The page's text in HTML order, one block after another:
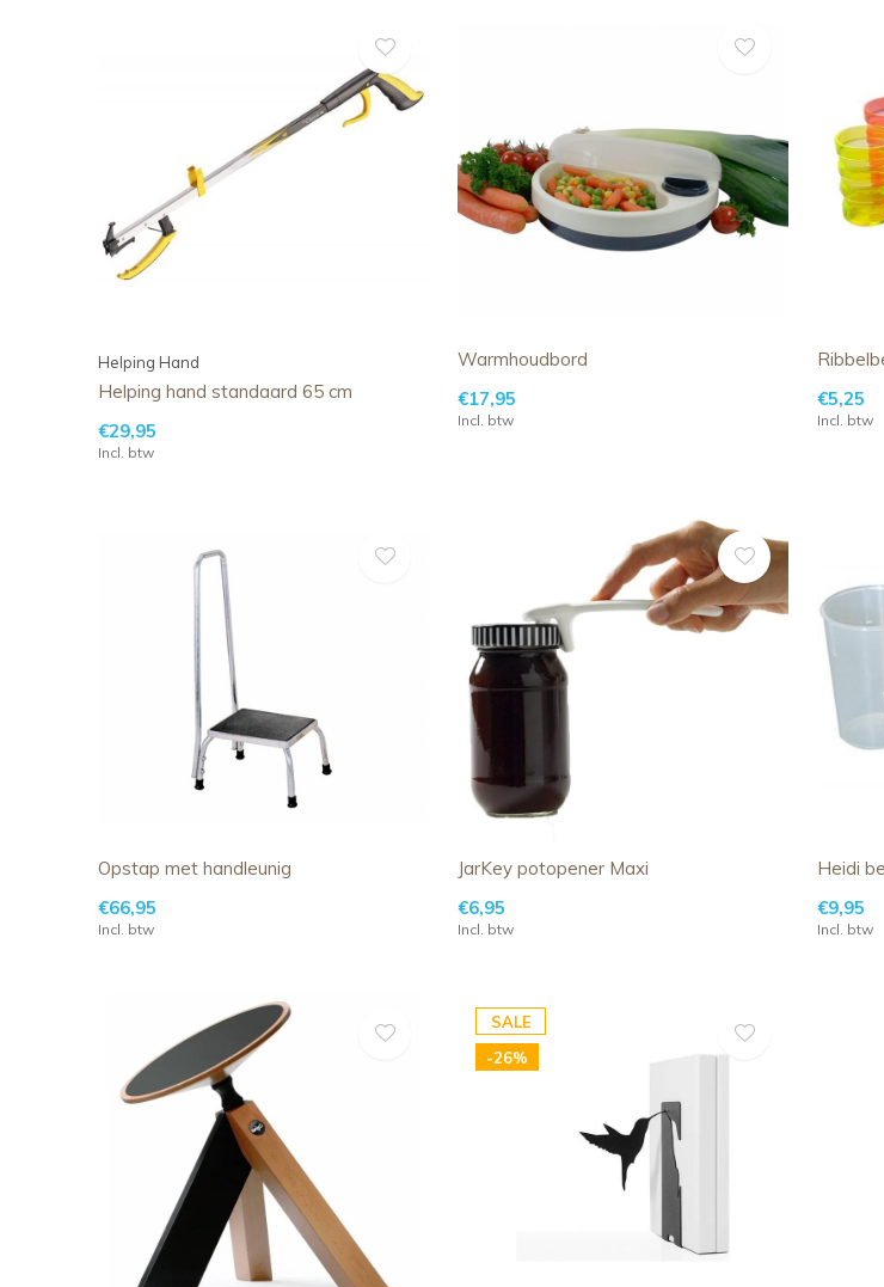
Helping Hand
Helping hand standaard 65 cm
€29,95
Incl. btw
Warmhoudbord
€17,95
Incl. btw
€5,25
Incl. btw
Opstap met handleunig
€66,95
Incl. btw
JarKey potopener Maxi
€6,95
Incl. btw
Heidi
€9,95
Incl. btw
SALE
-26%